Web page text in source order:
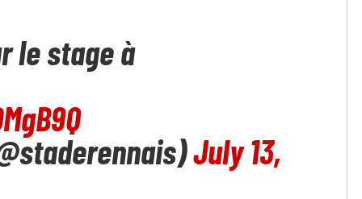
le stage à
July 13,